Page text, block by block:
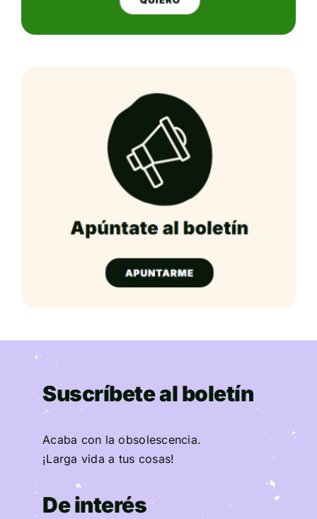
Suscríbete al boletín
Acaba con la obsolescencia.
¡Larga vida a tus cosas!
De interés